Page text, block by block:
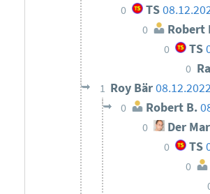
0 TS
0 Robert
0 TS
0
1 Roy Bär
0 Robert B.
0 Der
0 TS
0